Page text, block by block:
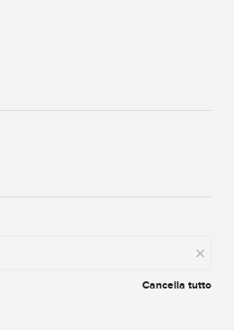
Cancella tutto